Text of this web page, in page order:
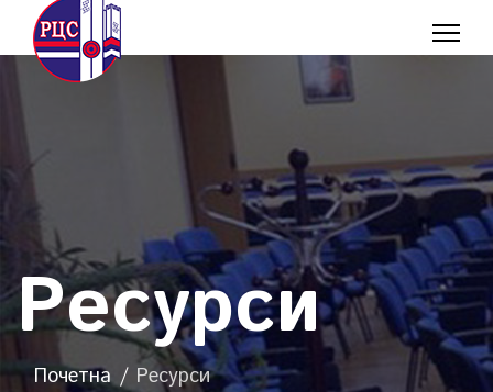
Ресурси
Почетна Ресурси